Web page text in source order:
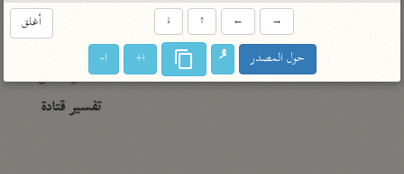
تفسير الثعلبي
تفسير أبي السعود
الكشاف للزمخشري
الدر المنثور
تفسير ابن أبي حاتم
تفسير مقاتل
تفسير قتادة
أغلق →
←
↑
↓
حول المصدر ا+ ا-